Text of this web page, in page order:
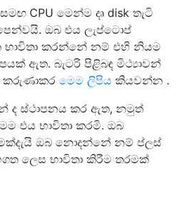
CPU මෙන්ම දෘ disk තැටි
ඔබ එය ලැප්ටොප්
කරන්නේ නම් එහි නියම
ඇත. බැටරි පිළිබඳ මිථ්‍යාවන්
කරුණාකර මෙම ලිපිය කියවන්න .
ද ස්ථාපනය කර ඇත, නමුත්
එය භාවිතා කරමි. ඔබ
ඔබ නොදන්නේ නම් ප්ලස්
ලෙස භාවිතා කිරීම තරමක්